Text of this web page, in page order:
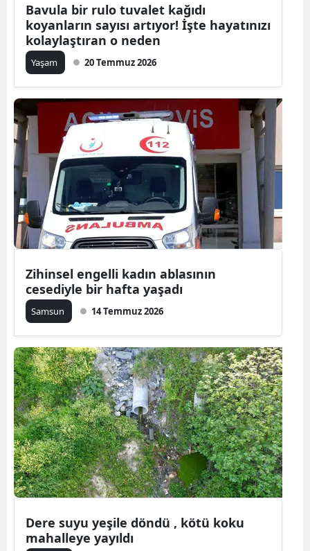
Erzurum
Gaziantep
Giresun
Gümüşhane
Hakkari
Hatay
Isparta
Kars
Kastamonu
Kayseri
Kırklareli
Kırşehir
Kocaeli
Bavula bir rulo tuvalet kağıdı
koyanların sayısı artıyor! İşte hayatınızı
kolaylaştıran o neden
Yaşam 20 Temmuz 2026
Zihinsel engelli kadın ablasının
cesediyle bir hafta yaşadı
Samsun 14 Temmuz 2026
Dere suyu yeşile döndü , kötü koku
mahalleye yayıldı